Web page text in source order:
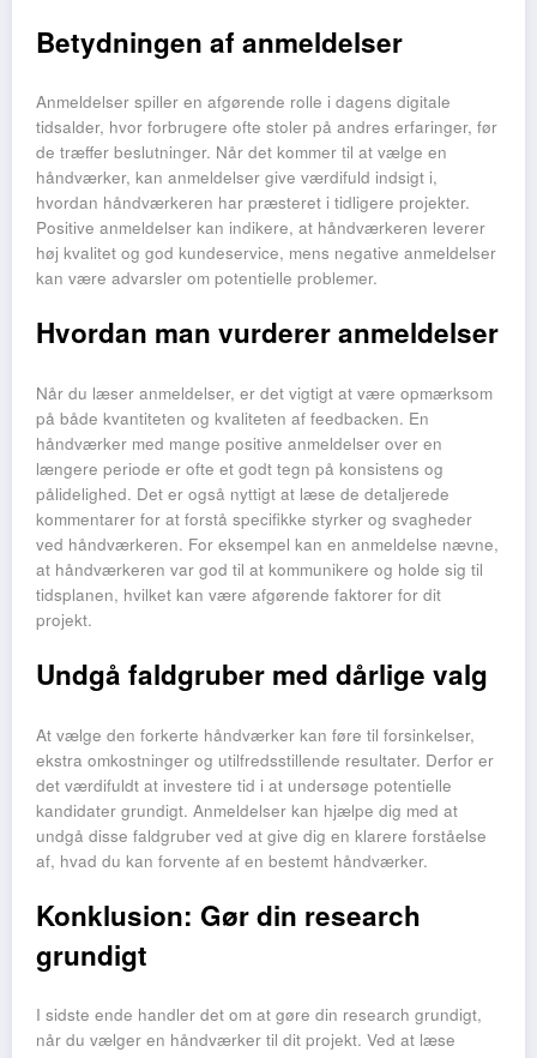
Betydningen af anmeldelser
Anmeldelser spiller en afgørende rolle i dagens digitale
tidsalder, hvor forbrugere ofte stoler på andres erfaringer, før
de træffer beslutninger. Når det kommer til at vælge en
håndværker, kan anmeldelser give værdifuld indsigt i,
hvordan håndværkeren har præsteret i tidligere projekter.
Positive anmeldelser kan indikere, at håndværkeren leverer
høj kvalitet og god kundeservice, mens negative anmeldelser
kan være advarsler om potentielle problemer.
Hvordan man vurderer anmeldelser
Når du læser anmeldelser, er det vigtigt at være opmærksom
på både kvantiteten og kvaliteten af feedbacken. En
håndværker med mange positive anmeldelser over en
længere periode er ofte et godt tegn på konsistens og
pålidelighed. Det er også nyttigt at læse de detaljerede
kommentarer for at forstå specifikke styrker og svagheder
ved håndværkeren. For eksempel kan en anmeldelse nævne,
at håndværkeren var god til at kommunikere og holde sig til
tidsplanen, hvilket kan være afgørende faktorer for dit
projekt.
Undgå faldgruber med dårlige valg
At vælge den forkerte håndværker kan føre til forsinkelser,
ekstra omkostninger og utilfredsstillende resultater. Derfor er
det værdifuldt at investere tid i at undersøge potentielle
kandidater grundigt. Anmeldelser kan hjælpe dig med at
undgå disse faldgruber ved at give dig en klarere forståelse
af, hvad du kan forvente af en bestemt håndværker.
Konklusion: Gør din research
grundigt
I sidste ende handler det om at gøre din research grundigt,
når du vælger en håndværker til dit projekt. Ved at læse